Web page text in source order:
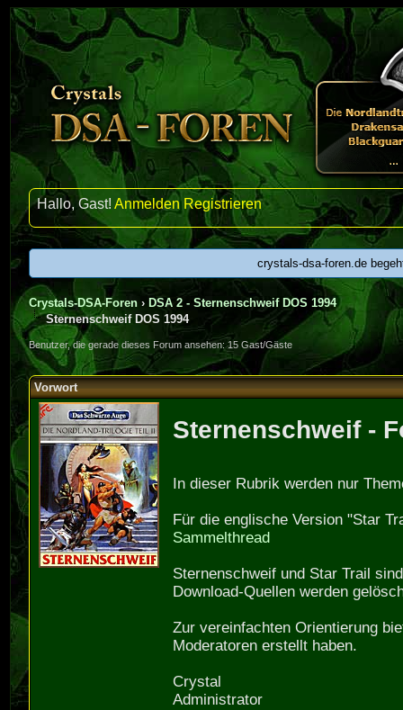
Hallo, Gast!Anmelden Registrieren
crystals-dsa-foren.de
Crystals-DSA-Foren › DSA 2 - Sternenschweif DOS 1994
Sternenschweif DOS 1994
Benutzer, die gerade dieses Forum ansehen: 15 Gast/Gäste
Vorwort
Sternenschweif -
In dieser Rubrik werden nur
Für die englische Version "Star
Sammelthread
Sternenschweif und Star Trail
Download-Quellen werden
Zur vereinfachten Orientierung
Moderatoren erstellt haben.
Crystal
Administrator